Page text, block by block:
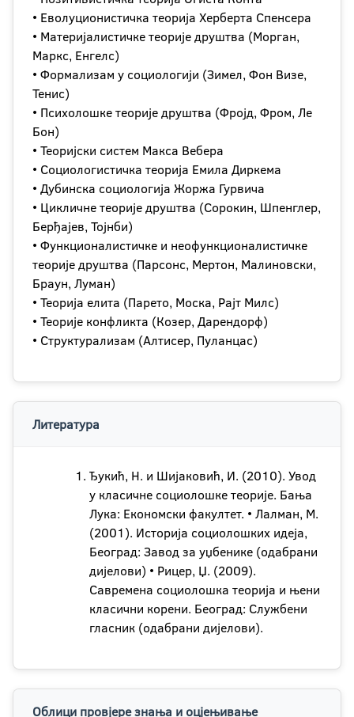
• Еволуционистичка теорија Херберта Спенсера
• Материјалистичке теорије друштва (Морган,
Маркс, Енгелс)
• Формализам у социологији (Зимел, Фон Визе,
Тенис)
• Психолошке теорије друштва (Фројд, Фром, Ле
Бон)
• Теоријски систем Макса Вебера
• Социологистичка теорија Емила Диркема
• Дубинска социологија Жоржа Гурвича
• Цикличне теорије друштва (Сорокин, Шпенглер,
Берђајев, Тојнби)
• Функционалистичке и неофункционалистичке
теорије друштва (Парсонс, Мертон, Малиновски,
Браун, Луман)
• Теорија елита (Парето, Моска, Рајт Милс)
• Теорије конфликта (Козер, Дарендорф)
• Структурализам (Алтисер, Пуланцас)
Литература
Ђукић, Н. и Шијаковић, И. (2010). Увод
у класичне социолошке теорије. Бања
Лука: Економски факултет. • Лалман, М.
(2001). Историја социолошких идеја,
Београд: Завод за уџбенике (одабрани
дијелови) • Рицер, Џ. (2009).
Савремена социолошка теорија и њени
класични корени. Београд: Службени
гласник (одабрани дијелови).
Облици провјере знања и оцјењивање